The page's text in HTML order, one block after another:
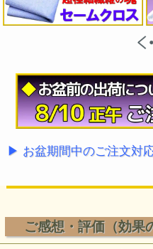
▶ お盆期間中のご注文対
ご感想・評価（効果